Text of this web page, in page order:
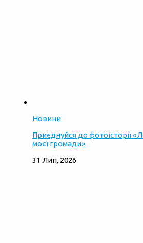
Новини
Приєднуйся до фотоісторії
моєї громади»
31 Лип, 2026